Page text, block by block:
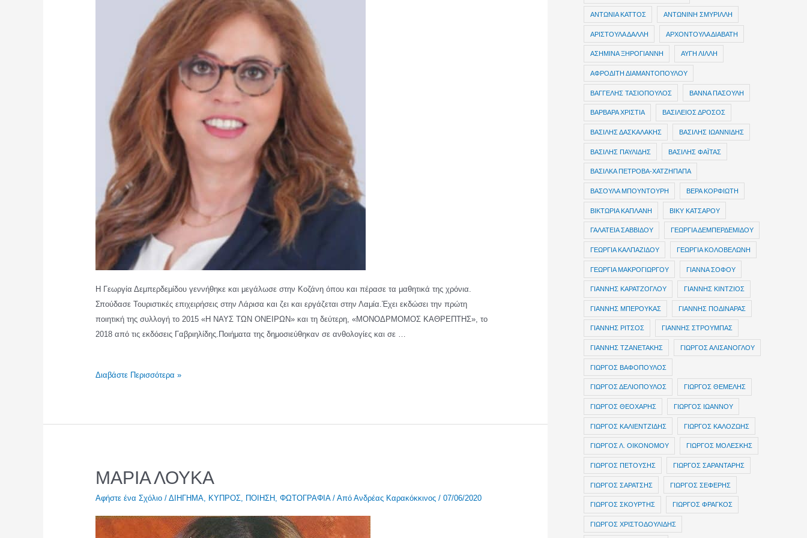
Η Γεωργία Δεμπερδεμίδου γεννήθηκε και μεγάλωσε στην Κοζάνη όπου και πέρασε τα μαθητικά της χρόνια.
Σπούδασε Τουριστικές επιχειρήσεις στην Λάρισα και ζει και εργάζεται στην Λαμία.Έχει εκδώσει την πρώτη
ποιητική της συλλογή το 2015 «Η ΝΑΥΣ ΤΩΝ ΟΝΕΙΡΩΝ» και τη δεύτερη, «ΜΟΝΟΔΡΜΟΜΟΣ ΚΑΘΡΕΠΤΗΣ», το
2018 από τις εκδόσεις Γαβριηλίδης.Ποιήματα της δημοσιεύθηκαν σε ανθολογίες και σε …
ΓΕΩΡΓΙΑ
Διαβάστε Περισσότερα »
ΜΑΡΙΑ ΛΟΥΚΑ
Αφήστε ένα Σχόλιο / ΔΙΗΓΗΜΑ, ΚΥΠΡΟΣ, ΠΟΙΗΣΗ, ΦΩΤΟΓΡΑΦΙΑ/ Από Ανδρέας Καρακόκκινος / 07/06/2020
ΑΝΤΩΝΙΑ ΚΑΤΤΟΣ ΑΝΤΩΝΙΝΗ ΣΜΥΡΙΛΛΗ
ΑΡΙΣΤΟΥΛΑ ΔΑΛΛΗ ΑΡΧΟΝΤΟΥΛΑ ΔΙΑΒΑΤΗ
ΑΣΗΜΙΝΑ ΞΗΡΟΓΙΑΝΝΗ ΑΥΓΗ ΛΙΛΛΗ
ΑΦΡΟΔΙΤΗ ΔΙΑΜΑΝΤΟΠΟΥΛΟΥ
ΒΑΓΓΕΛΗΣ ΤΑΣΙΟΠΟΥΛΟΣ ΒΑΝΝΑ ΠΑΣΟΥΛΗ
ΒΑΡΒΑΡΑ ΧΡΙΣΤΙΑ ΒΑΣΙΛΕΙΟΣ ΔΡΟΣΟΣ
ΒΑΣΙΛΗΣ ΔΑΣΚΑΛΑΚΗΣ ΒΑΣΙΛΗΣ ΙΩΑΝΝΙΔΗΣ
ΒΑΣΙΛΗΣ ΠΑΥΛΙΔΗΣ ΒΑΣΙΛΗΣ ΦΑΪΤΑΣ
ΒΑΣΙΛΚΑ ΠΕΤΡΟΒΑ-ΧΑΤΖΗΠΑΠΑ
ΒΑΣΟΥΛΑ ΜΠΟΥΝΤΟΥΡΗ ΒΕΡΑ ΚΟΡΦΙΩΤΗ
ΒΙΚΤΩΡΙΑ ΚΑΠΛΑΝΗ ΒΙΚΥ ΚΑΤΣΑΡΟΥ
ΓΑΛΑΤΕΙΑ ΣΑΒΒΙΔΟΥ ΓΕΩΡΓΙΑ ΔΕΜΠΕΡΔΕΜΙΔΟΥ
ΓΕΩΡΓΙΑ ΚΑΛΠΑΖΙΔΟΥ ΓΕΩΡΓΙΑ ΚΟΛΟΒΕΛΩΝΗ
ΓΕΩΡΓΙΑ ΜΑΚΡΟΓΙΩΡΓΟΥ ΓΙΑΝΝΑ ΣΟΦΟΥ
ΓΙΑΝΝΗΣ ΚΑΡΑΤΖΟΓΛΟΥ ΓΙΑΝΝΗΣ ΚΙΝΤΖΙΟΣ
ΓΙΑΝΝΗΣ ΜΠΕΡΟΥΚΑΣ ΓΙΑΝΝΗΣ ΠΟΔΙΝΑΡΑΣ
ΓΙΑΝΝΗΣ ΡΙΤΣΟΣ ΓΙΑΝΝΗΣ ΣΤΡΟΥΜΠΑΣ
ΓΙΑΝΝΗΣ ΤΖΑΝΕΤΑΚΗΣ ΓΙΩΡΓΟΣ ΑΛΙΣΑΝΟΓΛΟΥ
ΓΙΩΡΓΟΣ ΒΑΦΟΠΟΥΛΟΣ
ΓΙΩΡΓΟΣ ΔΕΛΙΟΠΟΥΛΟΣ ΓΙΩΡΓΟΣ ΘΕΜΕΛΗΣ
ΓΙΩΡΓΟΣ ΘΕΟΧΑΡΗΣ ΓΙΩΡΓΟΣ ΙΩΑΝΝΟΥ
ΓΙΩΡΓΟΣ ΚΑΛΙΕΝΤΖΙΔΗΣ ΓΙΩΡΓΟΣ ΚΑΛΟΖΩΗΣ
ΓΙΩΡΓΟΣ Λ. ΟΙΚΟΝΟΜΟΥ ΓΙΩΡΓΟΣ ΜΟΛΕΣΚΗΣ
ΓΙΩΡΓΟΣ ΠΕΤΟΥΣΗΣ ΓΙΩΡΓΟΣ ΣΑΡΑΝΤΑΡΗΣ
ΓΙΩΡΓΟΣ ΣΑΡΑΤΣΗΣ ΓΙΩΡΓΟΣ ΣΕΦΕΡΗΣ
ΓΙΩΡΓΟΣ ΣΚΟΥΡΤΗΣ ΓΙΩΡΓΟΣ ΦΡΑΓΚΟΣ
ΓΙΩΡΓΟΣ ΧΡΙΣΤΟΔΟΥΛΙΔΗΣ